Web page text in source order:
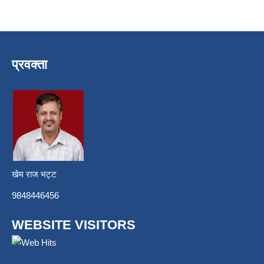
प्रवक्ता
खेम राज भट्ट
9848446456
WEBSITE VISITORS